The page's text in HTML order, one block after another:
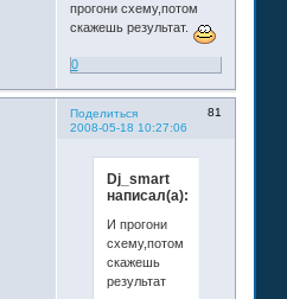
прогони схему,потом
скажешь результат.
0
Поделиться
81
2008-05-18 10:27:06
Dj_smart
написал(а):
И прогони
схему,потом
скажешь
результат